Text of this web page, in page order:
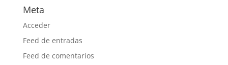
Meta
Acceder
Feed de entradas
Feed de comentarios